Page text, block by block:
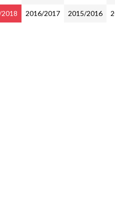
2016/2017 2015/2016